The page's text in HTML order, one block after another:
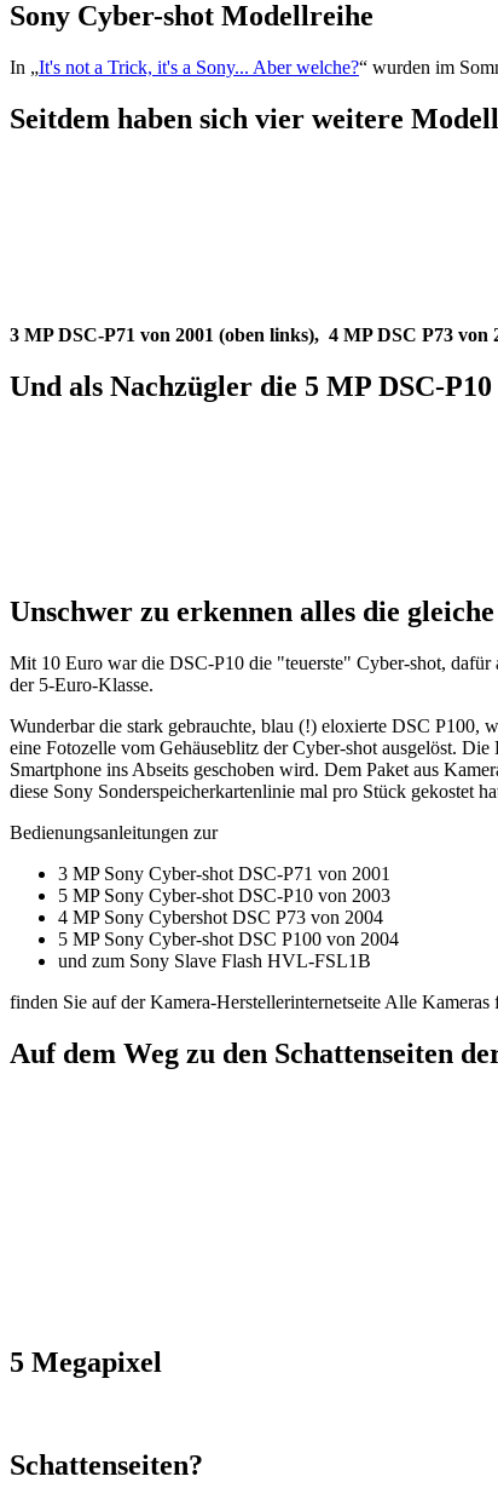
Sony Cyber-shot Modellreihe
In „It's not a Trick, it's a Sony... Aber welche?“ wurden im
Seitdem haben sich vier weitere
3 MP DSC-P71 von 2001 (oben links), 4 MP DSC P73
Und als Nachzügler die 5 MP DSC-P10
Unschwer zu erkennen alles die
Mit 10 Euro war die DSC-P10 die "teuerste" Cyber-shot,
der 5-Euro-Klasse.
Wunderbar die stark gebrauchte, blau (!) eloxierte DSC
eine Fotozelle vom Gehäuseblitz der Cyber-shot ausgelöst.
Smartphone ins Abseits geschoben wird. Dem Paket aus
diese Sony Sonderspeicherkartenlinie mal pro Stück gekostet
Bedienungsanleitungen zur
3 MP Sony Cyber-shot DSC-P71 von 2001
5 MP Sony Cyber-shot DSC-P10 von 2003
4 MP Sony Cybershot DSC P73 von 2004
5 MP Sony Cyber-shot DSC P100 von 2004
und zum Sony Slave Flash HVL-FSL1B
finden Sie auf der Kamera-Herstellerinternetseite Alle
Auf dem Weg zu den Schattenseiten
5 Megapixel
Schattenseiten?